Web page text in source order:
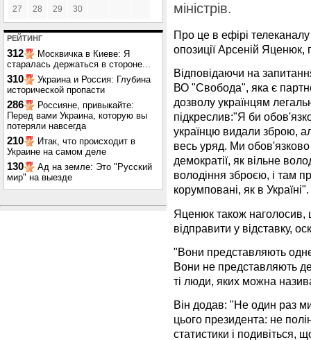
27 28 29 30
РЕЙТИНГ
312
Москвичка в Киеве: Я
старалась держаться в стороне...
310
Украина и Россия: Глубина
исторической пропасти
286
Россияне, привыкайте:
Перед вами Украина, которую вы
потеряли навсегда
210
Итак, что происходит в
Украине на самом деле
130
Ад на земле: Это "Русский
мир" на выезде
міністрів.
Про це в ефірі
опозиції Арсеній
Відповідаючи на
ВО "Свобода", яка є
дозволу українцям
підкреслив:"Я би
українцю видали зброю,
весь уряд. Ми обов'язково
демократії, як вільне
володіння зброєю, і там
корумповані, як в Україні".
Яценюк також
відправити у відставку,
"Вони представляють
Вони не представляють
ті люди, яких можна
Він додав: "Не один раз
цього президента: не
статистики і подивіться,